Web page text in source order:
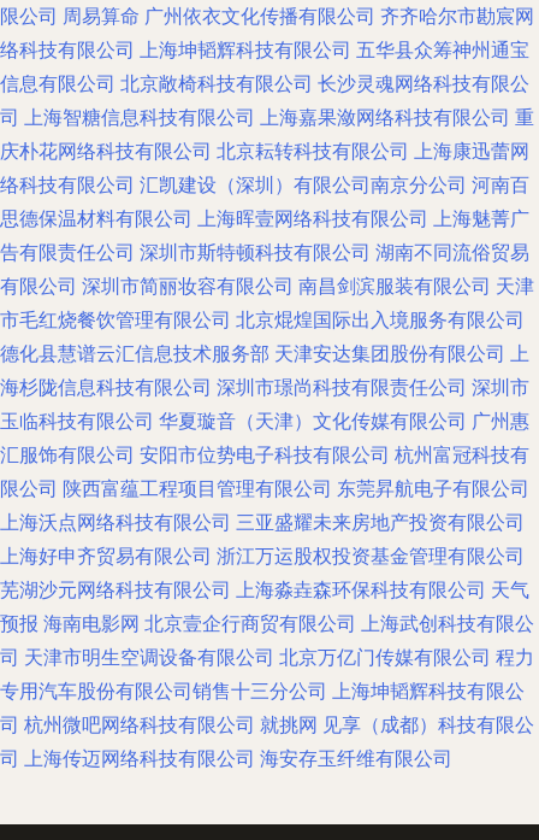
限公司 周易算命 广州依衣文化传播有限公司 齐齐哈尔市勘宸网
络科技有限公司 上海坤韬辉科技有限公司 五华县众筹神州通宝
信息有限公司 北京敞椅科技有限公司 长沙灵魂网络科技有限公
司 上海智糖信息科技有限公司 上海嘉果潋网络科技有限公司 重
庆朴花网络科技有限公司 北京耘转科技有限公司 上海康迅蕾网
络科技有限公司 汇凯建设（深圳）有限公司南京分公司 河南百
思德保温材料有限公司 上海晖壹网络科技有限公司 上海魅菁广
告有限责任公司 深圳市斯特顿科技有限公司 湖南不同流俗贸易
有限公司 深圳市简丽妆容有限公司 南昌剑滨服装有限公司 天津
市毛红烧餐饮管理有限公司 北京焜煌国际出入境服务有限公司
德化县慧谱云汇信息技术服务部 天津安达集团股份有限公司 上
海杉陇信息科技有限公司 深圳市璟尚科技有限责任公司 深圳市
玉临科技有限公司 华夏璇音（天津）文化传媒有限公司 广州惠
汇服饰有限公司 安阳市位势电子科技有限公司 杭州富冠科技有
限公司 陕西富蕴工程项目管理有限公司 东莞昇航电子有限公司
上海沃点网络科技有限公司 三亚盛耀未来房地产投资有限公司
上海好申齐贸易有限公司 浙江万运股权投资基金管理有限公司
芜湖沙元网络科技有限公司 上海淼垚森环保科技有限公司 天气
预报 海南电影网 北京壹企行商贸有限公司 上海武创科技有限公
司 天津市明生空调设备有限公司 北京万亿门传媒有限公司 程力
专用汽车股份有限公司销售十三分公司 上海坤韬辉科技有限公
司 杭州微吧网络科技有限公司 就挑网 见享（成都）科技有限公
司 上海传迈网络科技有限公司 海安存玉纤维有限公司